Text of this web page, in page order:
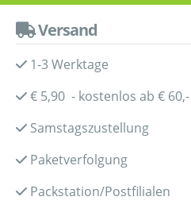
Versand
1-3 Werktage
€ 5,90 - kostenlos ab € 60,-
Samstagszustellung
Paketverfolgung
Packstation/Postfilialen